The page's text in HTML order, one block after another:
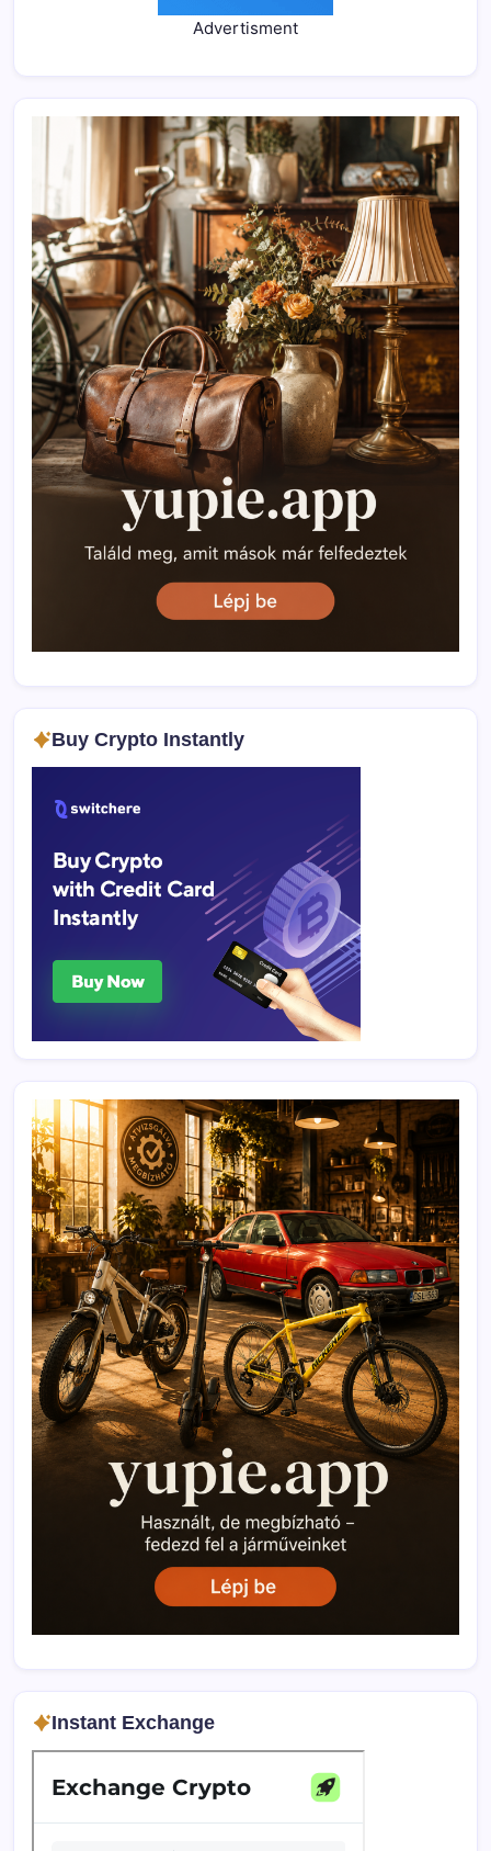
Advertisment
Buy Crypto Instantly
Instant Exchange